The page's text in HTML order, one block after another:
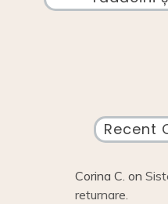
Recent
Corina C. on
returnare.